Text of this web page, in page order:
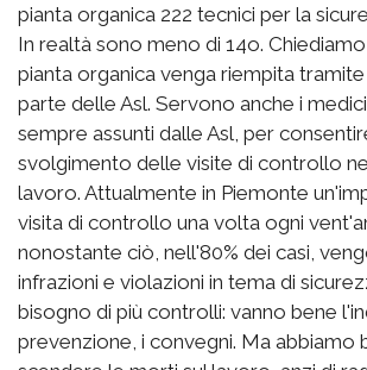
pianta organica 222 tecnici per la
In realtà sono meno di 14o.
pianta organica venga riempita
parte delle Asl. Servono anche i
sempre assunti dalle Asl, per
svolgimento delle visite di controllo
lavoro. Attualmente in Piemonte
visita di controllo una volta ogni
nonostante ciò, nell'80% dei casi,
infrazioni e violazioni in tema di
bisogno di più controlli: vanno bene
prevenzione, i convegni. Ma abbiamo